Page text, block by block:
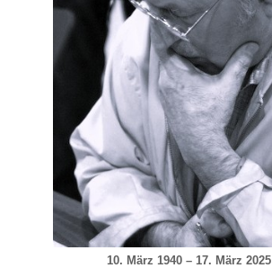
10. März 1940 – 17. März 2025